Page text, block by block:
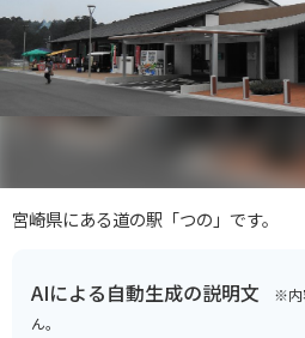
宮崎県にある道の駅「つの」です。
AIによる自動生成の説明文 ※内
ん。